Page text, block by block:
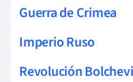
Guerra de Crimea
Imperio Ruso
Revolución